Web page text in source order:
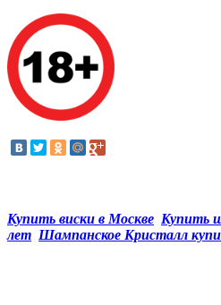
Купить виски в Москве Купить
лет Шампанское Кристалл